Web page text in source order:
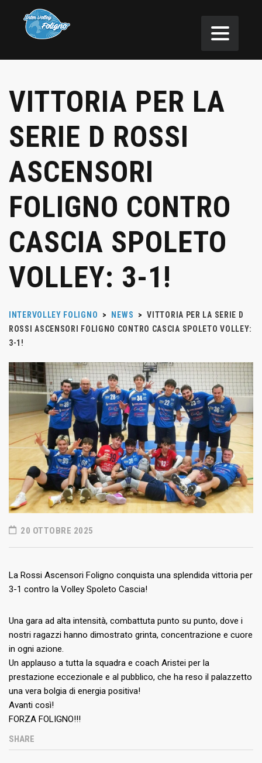
VITTORIA PER LA
SERIE D ROSSI
ASCENSORI
FOLIGNO CONTRO
CASCIA SPOLETO
VOLLEY: 3-1!
INTERVOLLEY FOLIGNO > NEWS > VITTORIA PER LA SERIE D
ROSSI ASCENSORI FOLIGNO CONTRO CASCIA SPOLETO VOLLEY:
3-1!
20 OTTOBRE 2025
La Rossi Ascensori Foligno conquista una splendida vittoria per
3-1 contro la Volley Spoleto Cascia!
Una gara ad alta intensità, combattuta punto su punto, dove i
nostri ragazzi hanno dimostrato grinta, concentrazione e cuore
in ogni azione.
Un applauso a tutta la squadra e coach Aristei per la
prestazione eccezionale e al pubblico, che ha reso il palazzetto
una vera bolgia di energia positiva!
Avanti così!
FORZA FOLIGNO!!!
SHARE